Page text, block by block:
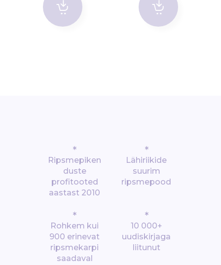
*
Ripsmepiken
duste
profitooted
aastast 2010
*
Lähiriikide
suurim
ripsmepood
*
Rohkem kui
900 erinevat
ripsmekarpi
saadaval
*
10 000+
uudiskirjaga
liitunut